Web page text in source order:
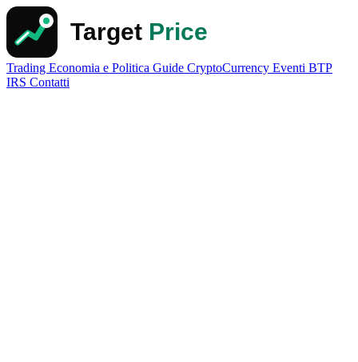
Trading Economia e Politica Guide CryptoCurrency Eventi BTP
IRS Contatti